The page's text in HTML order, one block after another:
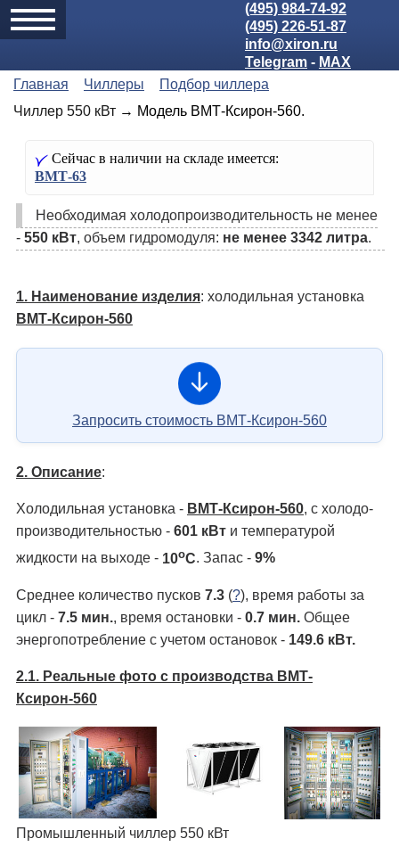
(495) 984-74-92
(495) 226-51-87
info@xiron.ru
Telegram - MAX
Главная
Чиллеры
Подбор чиллера
Чиллер 550 кВт → Модель ВМТ-Ксирон-560.
Сейчас в наличии на складе имеется:
ВМТ-63
Необходимая холодо­производительность не менее
- 550 кВт, объем гидромодуля: не менее 3342 литра.
1. Наименование изделия: холодильная установка
ВМТ-Ксирон-560
Запросить стоимость ВМТ-Ксирон-560
2. Описание:
Холодильная установка - ВМТ-Ксирон-560, с холодо­
производительностью - 601 кВт и температурой
жидкости на выходе - 10оС. Запас - 9%
Среднее количество пусков 7.3 (?), время работы за
цикл - 7.5 мин., время остановки - 0.7 мин. Общее
энергопотребление с учетом остановок - 149.6 кВт.
2.1. Реальные фото с производства ВМТ-
Ксирон-560
Промышленный чиллер 550 кВт